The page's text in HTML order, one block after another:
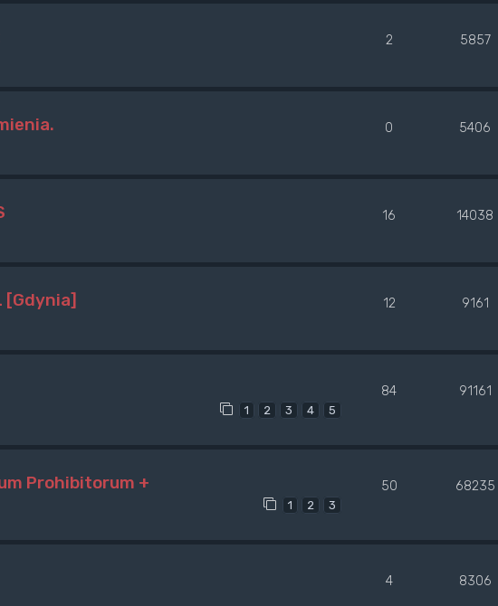
2 5857
0 5406
16 14038
[Gdynia] 12 9161
1 2 3 4 5
84 91161
Prohibitorum +
1 2 3
50 68235
4 8306